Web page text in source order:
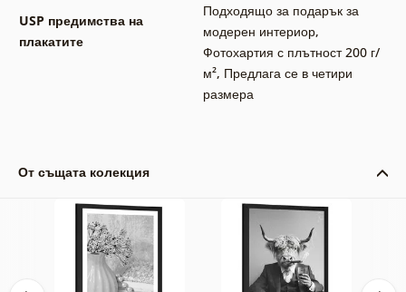
USP предимства на
плакатите
Подходящо за подарък за
модерен интериор,
Фотохартия с плътност 200 г/
м², Предлага се в четири
размера
От същата колекция